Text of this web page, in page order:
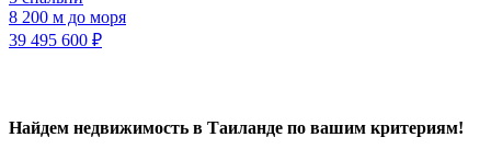
8 200 м до моря
39 495 600 ₽
Найдем недвижимость в Таиланде по вашим критериям!